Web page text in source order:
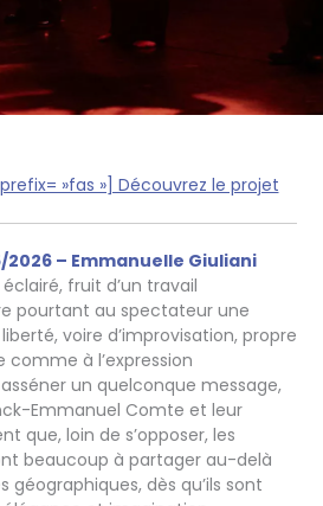
»fas »] Découvrez le projet
2026 – Emmanuelle Giuliani
fruit d’un travail
pourtant au spectateur une
voire d’improvisation, propre
comme à l’expression
un quelconque message,
Emmanuel Comte et leur
que, loin de s’opposer, les
beaucoup à partager au-delà
géographiques, dès qu’ils sont